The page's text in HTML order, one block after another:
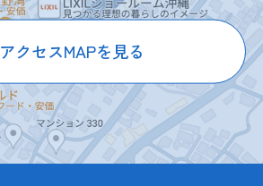
アクセスMAPを見る